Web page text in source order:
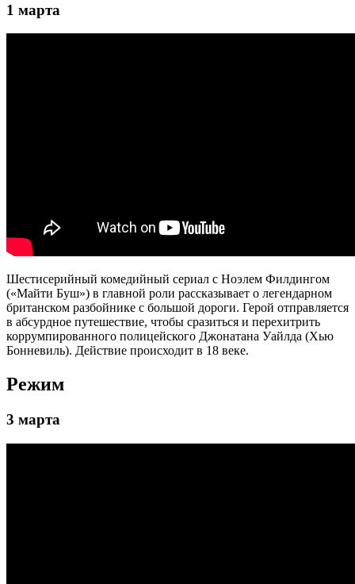
1 марта
Шестисерийный комедийный сериал с Ноэлем Филдингом
(«Майти Буш») в главной роли рассказывает о легендарном
британском разбойнике с большой дороги. Герой отправляется
в абсурдное путешествие, чтобы сразиться и перехитрить
коррумпированного полицейского Джонатана Уайлда (Хью
Бонневиль). Действие происходит в 18 веке.
Режим
3 марта